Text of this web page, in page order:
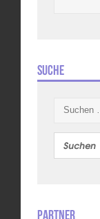
Suche
nach:
Partner